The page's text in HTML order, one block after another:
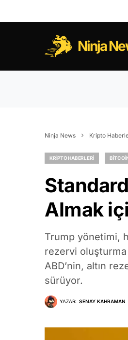
Ninja
Ninja News Kripto
KRIPTO HABERLERI
Almak
Trump yönetimi,
rezervi oluşturma
ABD’nin, altın
sürüyor.
YAZAR: SENAY KAHRAMAN